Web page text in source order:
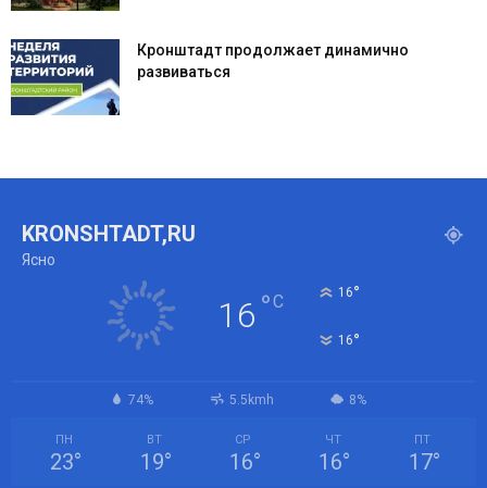
Кронштадт продолжает динамично
развиваться
KRONSHTADT,RU
Ясно
16 °C 16°
16°
74% 5.5kmh 8%
ПН
23°
ВТ
19°
СР
16°
ЧТ
16°
ПТ
17°